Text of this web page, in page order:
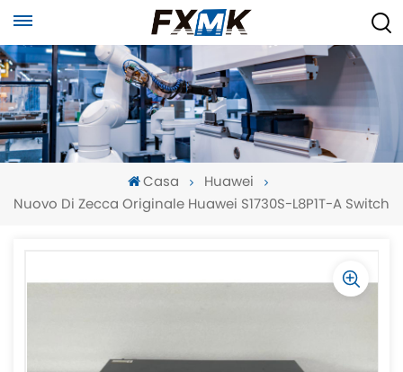
Casa
Huawei
Nuovo Di Zecca Originale Huawei S1730S-L8P1T-A Switch
-